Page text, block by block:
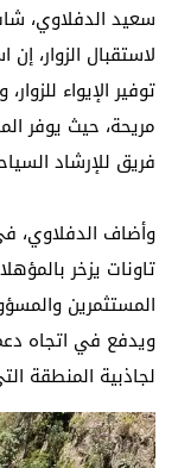
سعيد الدفلاوي،
لاستقبال الزوار،
توفير الإيواء
مريحة، حيث يوفر
فريق للإرشاد
وأضاف الدفلاوي،
تاونات يزخر
المستثمرين
ويدفع في اتجاه دعم
لجاذبية المنطقة